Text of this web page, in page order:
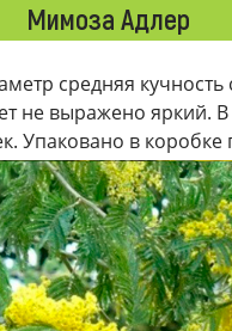
Мимоза Адлер
средняя кучность
не выражено яркий. В
Упаковано в коробке